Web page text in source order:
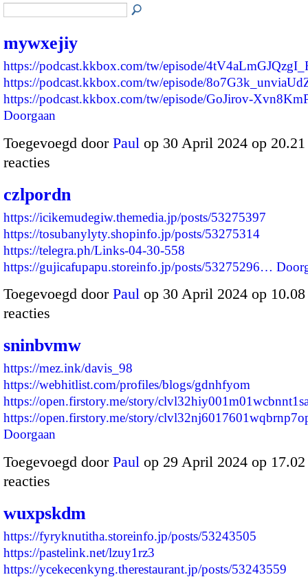
mywxejiy
https://podcast.kkbox.com/tw/episode/
https://podcast.kkbox.com/tw/episode/
https://podcast.kkbox.com/tw/episode/GoJirov-
Doorgaan
Toegevoegd door Paul op 30 April 2024 op
reacties
czlpordn
https://icikemudegiw.themedia.jp/posts/53275397
https://tosubanylyty.shopinfo.jp/posts/53275314
https://telegra.ph/Links-04-30-558
https://gujicafupapu.storeinfo.jp/posts/53275296…
Toegevoegd door Paul op 30 April 2024 op
reacties
sninbvmw
https://mez.ink/davis_98
https://webhitlist.com/profiles/blogs/gdnhfyom
https://open.firstory.me/story/
https://open.firstory.me/story/
Doorgaan
Toegevoegd door Paul op 29 April 2024 op
reacties
wuxpskdm
https://fyryknutitha.storeinfo.jp/posts/53243505
https://pastelink.net/lzuy1rz3
https://ycekecenkyng.therestaurant.jp/posts/53243559